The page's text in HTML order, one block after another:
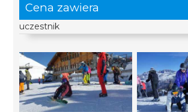
Cena zawiera
uczestnik